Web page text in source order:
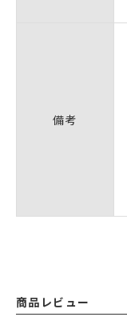
備考
商品レビュー